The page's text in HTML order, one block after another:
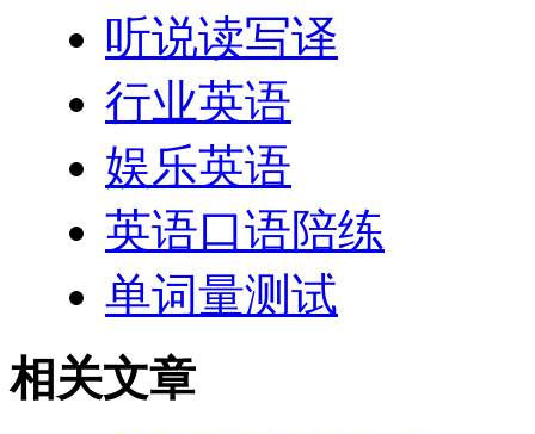
听说读写译
行业英语
娱乐英语
英语口语陪练
单词量测试
相关文章